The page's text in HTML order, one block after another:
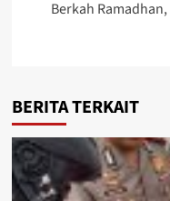
Berkah
BERITA TERKAIT